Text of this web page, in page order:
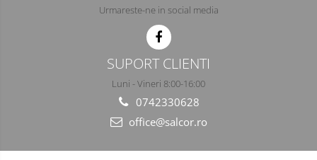
Urmareste-ne in social media
SUPORT CLIENTI
Luni - Vineri 8:00-16:00
0742330628
office@salcor.ro